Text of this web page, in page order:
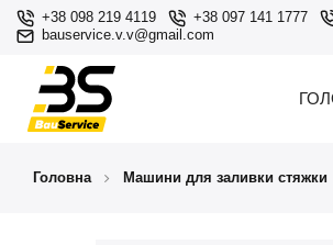
+38 098 219 4119 +38 097 141 1777
bauservice.v.v@gmail.com
Головна Машини для заливки стяжки